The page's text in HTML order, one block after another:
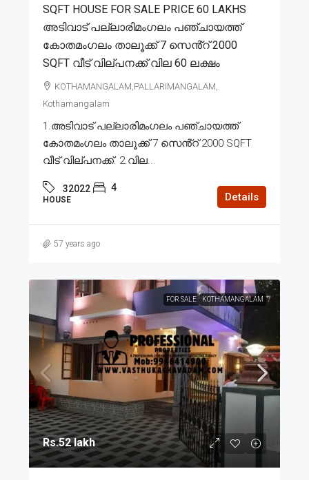
SQFT HOUSE FOR SALE PRICE 60 LAKHS
അടിവാട് പല്ലാരിമംഗലം പഞ്ചായത്ത്
കോതമംഗലം താലൂക്ക് 7 സെൻ്റ് 2000
SQFT വീട് വില്പനക്ക് വില 60 ലക്ഷം
KOTHAMANGALAM,PALLARIMANGALAM,
Kothamangalam
1.അടിവാട് പല്ലാരിമംഗലം പഞ്ചായത്ത്
കോതമംഗലം താലൂക്ക് 7 സെൻ്റ് 2000 SQFT
വീട് വില്പനക്ക്. 2.വില...
32022 4
HOUSE Details
57 years ago
FOR SALE KOTHAMANGALAM
Rs.52 lakh